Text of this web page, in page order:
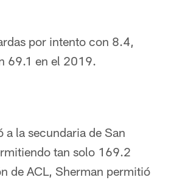
por intento con 8.4,
69.1 en el 2019.
la secundaria de San
tan solo 169.2
de ACL, Sherman permitió